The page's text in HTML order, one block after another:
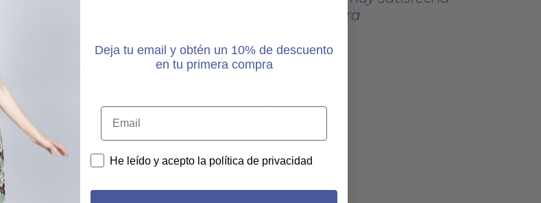
puesto un montón y está
CHAQUETA ROSE
RAQUEL
30 ENERO, 2024
con mi compra
23 JULIO, 2022
Deja tu email y obtén un 10% de descuento
en tu primera compra
He leído y acepto la política de privacidad